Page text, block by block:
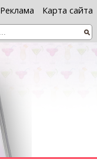
Реклама Карта сайта